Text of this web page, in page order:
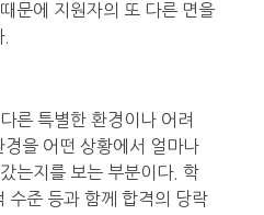
문에 지원자의 또 다른 면을
른 특별한 환경이나 어려
을 어떤 상황에서 얼마나
는지를 보는 부분이다. 학
수준 등과 함께 합격의 당락